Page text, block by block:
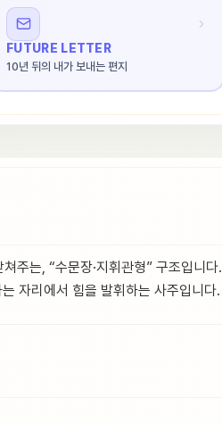
FUTURE LETTER
10년 뒤의 내가 보내는 편지
주는, “수문장·지휘관형” 구조입니다.
자리에서 힘을 발휘하는 사주입니다.